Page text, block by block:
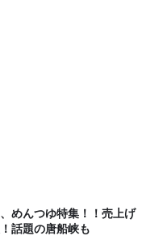
めんつゆ特集！！売上げ
話題の唐船峡も